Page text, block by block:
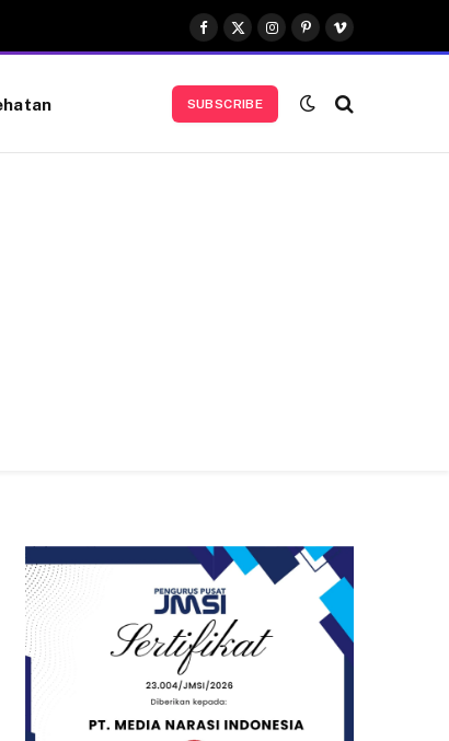
Facebook
X
(Twitter)
Instagram
Pinterest
Vimeo
SUBSCRIBE